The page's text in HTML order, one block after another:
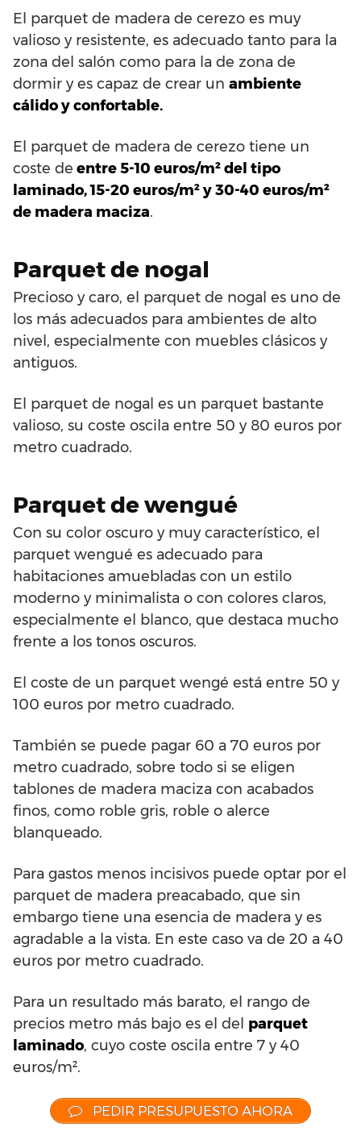
El parquet de madera de cerezo es muy
valioso y resistente, es adecuado tanto para la
zona del salón como para la de zona de
dormir y es capaz de crear un ambiente
cálido y confortable.
El parquet de madera de cerezo tiene un
coste de entre 5-10 euros/m² del tipo
laminado, 15-20 euros/m² y 30-40 euros/m²
de madera maciza.
Parquet de nogal
Precioso y caro, el parquet de nogal es uno de
los más adecuados para ambientes de alto
nivel, especialmente con muebles clásicos y
antiguos.
El parquet de nogal es un parquet bastante
valioso, su coste oscila entre 50 y 80 euros por
metro cuadrado.
Parquet de wengué
Con su color oscuro y muy característico, el
parquet wengué es adecuado para
habitaciones amuebladas con un estilo
moderno y minimalista o con colores claros,
especialmente el blanco, que destaca mucho
frente a los tonos oscuros.
El coste de un parquet wengé está entre 50 y
100 euros por metro cuadrado.
También se puede pagar 60 a 70 euros por
metro cuadrado, sobre todo si se eligen
tablones de madera maciza con acabados
finos, como roble gris, roble o alerce
blanqueado.
Para gastos menos incisivos puede optar por el
parquet de madera preacabado, que sin
embargo tiene una esencia de madera y es
agradable a la vista. En este caso va de 20 a 40
euros por metro cuadrado.
Para un resultado más barato, el rango de
precios metro más bajo es el del parquet
laminado, cuyo coste oscila entre 7 y 40
euros/m².
PEDIR PRESUPUESTO AHORA